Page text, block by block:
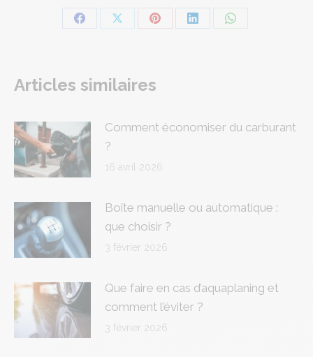
Share
Share
Share
Share
Share
Articles similaires
Comment économiser du carburant
?
16 avril 2026
Boîte manuelle ou automatique :
que choisir ?
3 février 2026
Que faire en cas d’aquaplaning et
comment l’éviter ?
3 février 2026